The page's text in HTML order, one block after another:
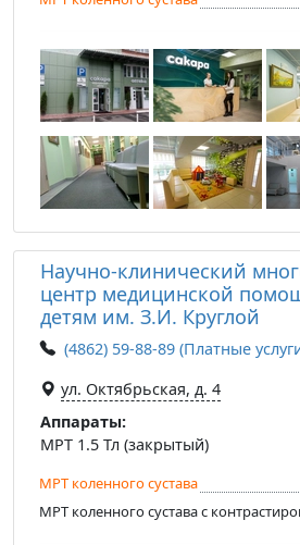
Научно-клинический
центр медицинской
детям им. З.И. Круглой
(4862) 59-88-89 (Платные
ул. Октябрьская, д. 4
Аппараты:
МРТ 1.5 Тл (закрытый)
МРТ коленного сустава
МРТ коленного сустава с